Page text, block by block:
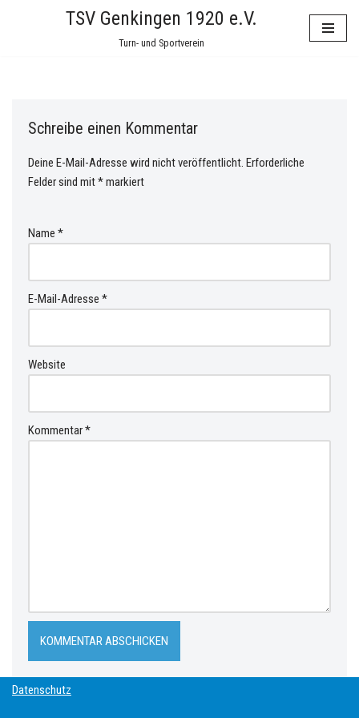
TSV Genkingen 1920 e.V.
Turn- und Sportverein
Schreibe einen Kommentar
Deine E-Mail-Adresse wird nicht veröffentlicht. Erforderliche
Felder sind mit*markiert
Name *
E-Mail-Adresse *
Website
Kommentar*
Datenschutz